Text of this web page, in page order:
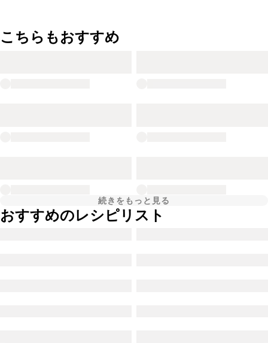
こちらもおすすめ
続きをもっと見る
おすすめのレシピリスト